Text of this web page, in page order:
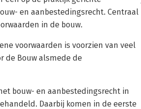
en aanbestedingsrecht. Centraal
in de bouw.
voorwaarden is voorzien van veel
de Bouw alsmede de
bouw- en aanbestedingsrecht in
Daarbij komen in de eerste